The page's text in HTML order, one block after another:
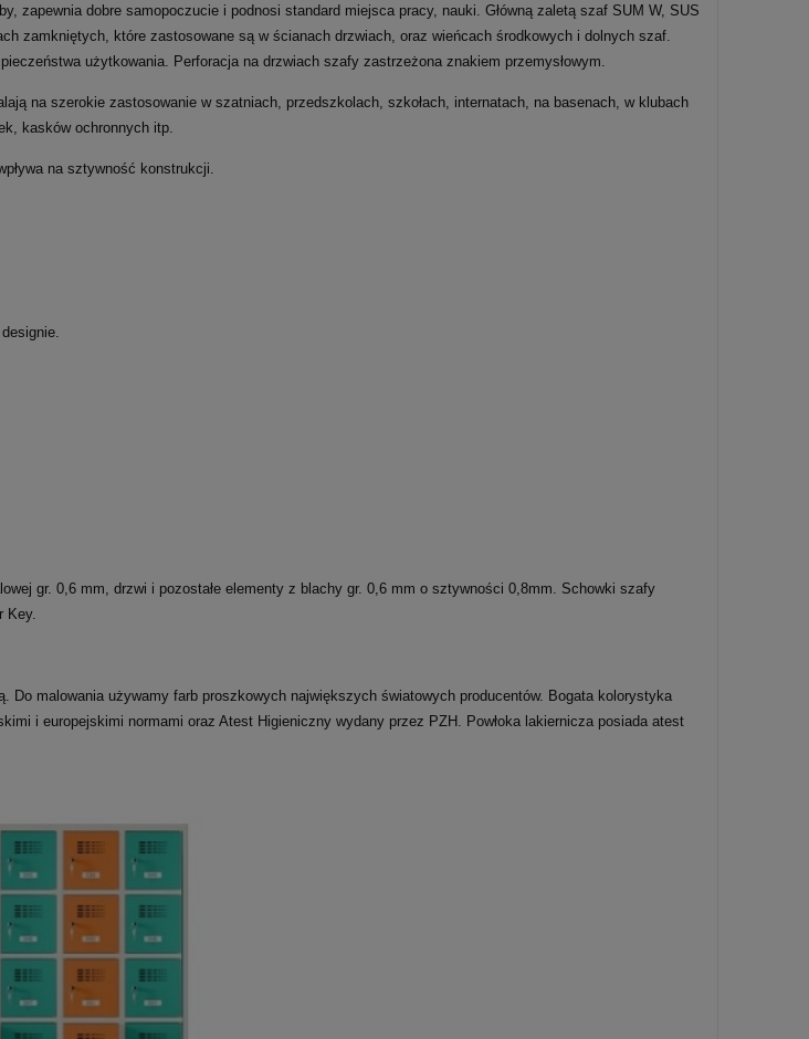
zapewnia dobre samopoczucie i podnosi standard miejsca pracy, nauki. Główną zaletą szaf SUM W, SUS
zamkniętych, które zastosowane są w ścianach drzwiach, oraz wieńcach środkowych i dolnych szaf.
użytkowania. Perforacja na drzwiach szafy zastrzeżona znakiem przemysłowym.
na szerokie zastosowanie w szatniach, przedszkolach, szkołach, internatach, na basenach, w klubach
kasków ochronnych itp.
na sztywność konstrukcji.
gr. 0,6 mm, drzwi i pozostałe elementy z blachy gr. 0,6 mm o sztywności 0,8mm. Schowki szafy
Key.
malowania używamy farb proszkowych największych światowych producentów. Bogata kolorystyka
i europejskimi normami oraz Atest Higieniczny wydany przez PZH. Powłoka lakiernicza posiada atest